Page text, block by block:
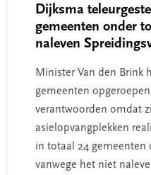
Dijksma
gemeenten onder
naleven
Minister Van den Brink
gemeenten
verantwoorden omdat
asielopvangplekken
in totaal 24 gemeenten
vanwege het niet